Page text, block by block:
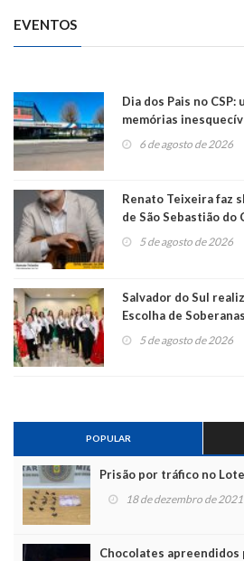
EVENTOS
Dia dos Pais no CSP:
memórias
6 de agosto de 2026
Renato Teixeira faz
de São Sebastião do
5 de agosto de 2026
Salvador do Sul
Escolha de Soberanas
5 de agosto de 2026
POPULAR
Prisão por tráfico no
18 de dezembro de 2021
Chocolates apreendidos